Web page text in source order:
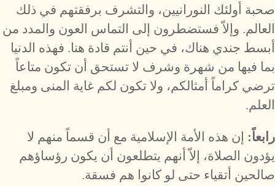
صحبة أولئك النورانيين، والتشرف برفقتهم في ذلك
العالم. وإلاّ فستضطرون إلى التماس العون والمدد من
أبسط جندي هناك، في حين أنتم قادة هنا. فهذه الدنيا
بما فيها من شهرة وشرف لا تستحق أن تكون متاعاً
ترضي كراماً أمثالكم، ولا تكون لكم غاية المنى ومبلغ
العلم.
رابعاً: إن هذه الأمة الإسلامية مع أن قسماً منهم لا
يؤدون الصلاة، إلاّ أنهم يتطلعون أن يكون رؤساؤهم
صالحين أتقياء حتى لو كانوا هم فسقة.